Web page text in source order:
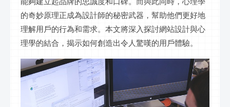
的奇妙原理正成為設計師的秘密武器，幫助他們更好地
理解用戶的行為和需求。本文將深入探討網站設計與心
理學的結合，揭示如何創造出令人驚嘆的用戶體驗。